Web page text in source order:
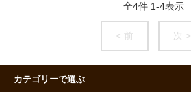
全4件 1-4表示
< 前 次 >
カテゴリーで選ぶ